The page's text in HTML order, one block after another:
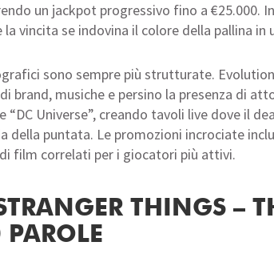
un jackpot progressivo fino a €25.000.
vincita se indovina il colore della pallina in
sono sempre più strutturate.
brand, musiche e persino la presenza di
“DC Universe”, creando tavoli live dove il
della puntata. Le promozioni incrociate
film correlati per i giocatori più attivi.
THINGS –